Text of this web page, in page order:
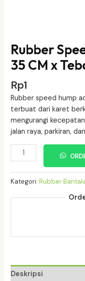
Rubber
35 CM x
Rp1
Rubber speed hump
terbuat dari karet
mengurangi
jalan raya, parkiran,
Kuantitas
Rubber
Speed
Hump
L
x
Kategori:Rubber
Deskripsi